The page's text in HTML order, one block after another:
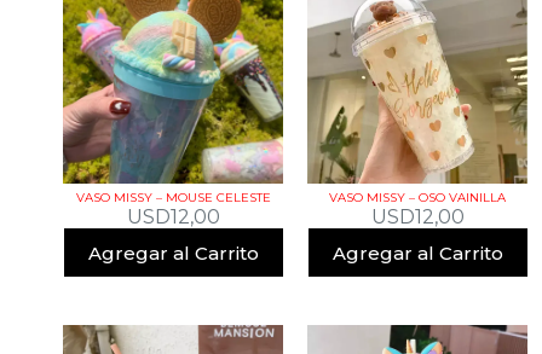
VASO MISSY – MOUSE CELESTE
USD12,00
Agregar al Carrito
VASO MISSY – OSO VAINILLA
USD12,00
Agregar al Carrito